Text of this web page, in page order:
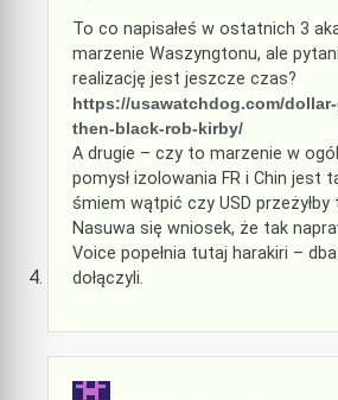
To co napisałeś w ostatnich 3
marzenie Waszyngtonu, ale
realizację jest jeszcze czas?
https://usawatchdog.com/
then-black-rob-kirby/
A drugie – czy to marzenie w
pomysł izolowania FR i Chin jest
śmiem wątpić czy USD przeżyłby
Nasuwa się wniosek, że tak
Voice popełnia tutaj harakiri –
dołączyli.